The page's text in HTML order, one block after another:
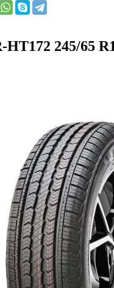
245/65